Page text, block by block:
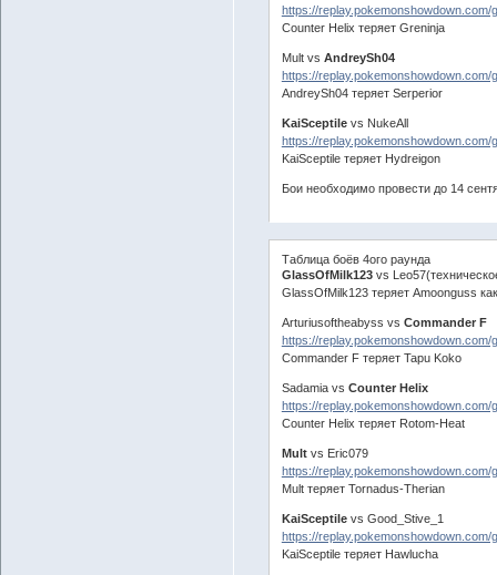
https://replay.pokemonshowdown.com/
Counter Helix теряет Greninja
Mult vs AndreySh04
https://
AndreySh04 теряет Serperior
KaiSceptilevs NukeAll
https://
KaiSceptile теряет Hydreigon
Бои необходимо провести до 14
Таблица боёв 4ого раунда
GlassOfMilk123vs
GlassOfMilk123 теряет Amoonguss
Arturiusoftheabyss vs Commander F
https://
Commander F теряет Tapu Koko
Sadamia vs Counter Helix
https://replay.pokemonshowdown.com/
Counter Helix теряет Rotom-Heat
Multvs Eric079
https://replay.pokemonshowdown.com/
Mult теряет Tornadus-Therian
KaiSceptilevs Good_Stive_1
https://
KaiSceptile теряет Hawlucha